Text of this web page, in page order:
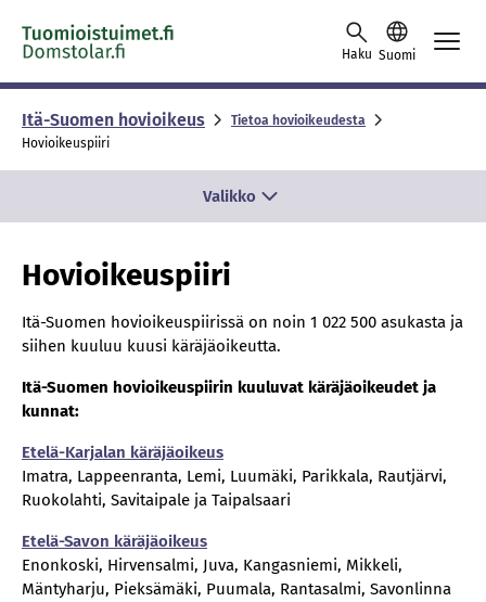
Skip to content -saavutettavuusohje
Haku Suomi
Itä-Suomen hovioikeus
Tietoa hovioikeudesta
Hovioikeuspiiri
Valikko
Hovioikeuspiiri
Itä-Suomen hovioikeuspiirissä on noin 1 022 500 asukasta ja
siihen kuuluu kuusi käräjäoikeutta.
Itä-Suomen hovioikeuspiirin kuuluvat käräjäoikeudet ja
kunnat:
Etelä-Karjalan käräjäoikeus
Imatra, Lappeenranta, Lemi, Luumäki, Parikkala, Rautjärvi,
Ruokolahti, Savitaipale ja Taipalsaari
Etelä-Savon käräjäoikeus
Enonkoski, Hirvensalmi, Juva, Kangasniemi, Mikkeli,
Mäntyharju, Pieksämäki, Puumala, Rantasalmi, Savonlinna